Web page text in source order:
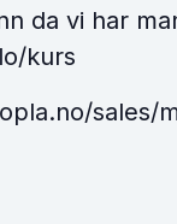
da vi har
kurs
sales/